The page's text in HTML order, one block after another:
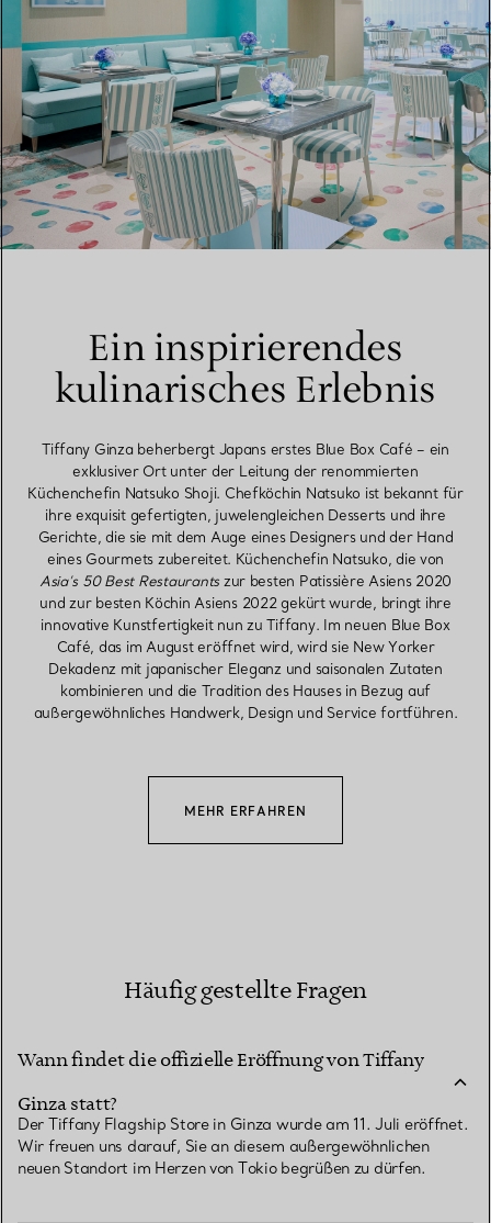
Ein inspirierendes
kulinarisches Erlebnis
Tiffany Ginza beherbergt Japans erstes Blue Box Café – ein
exklusiver Ort unter der Leitung der renommierten
Küchenchefin Natsuko Shoji. Chefköchin Natsuko ist bekannt für
ihre exquisit gefertigten, juwelengleichen Desserts und ihre
Gerichte, die sie mit dem Auge eines Designers und der Hand
eines Gourmets zubereitet. Küchenchefin Natsuko, die von
Asia’s 50 Best Restaurants zur besten Patissière Asiens 2020
und zur besten Köchin Asiens 2022 gekürt wurde, bringt ihre
innovative Kunstfertigkeit nun zu Tiffany. Im neuen Blue Box
Café, das im August eröffnet wird, wird sie New Yorker
Dekadenz mit japanischer Eleganz und saisonalen Zutaten
kombinieren und die Tradition des Hauses in Bezug auf
außergewöhnliches Handwerk, Design und Service fortführen.
MEHR ERFAHREN
Häufig gestellte Fragen
Wann findet die offizielle Eröffnung von Tiffany
Ginza statt?
Der Tiffany Flagship Store in Ginza wurde am 11. Juli eröffnet.
Wir freuen uns darauf, Sie an diesem außergewöhnlichen
neuen Standort im Herzen von Tokio begrüßen zu dürfen.